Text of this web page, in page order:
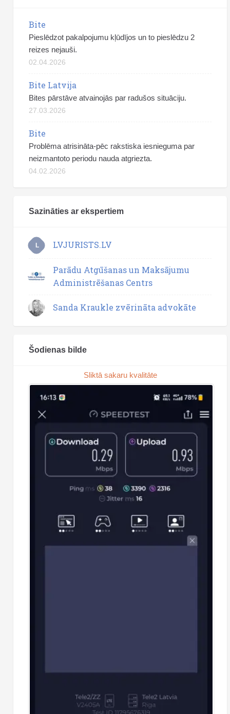
Bite
Pieslēdzot pakalpojumu kļūdījos un to pieslēdzu 2
reizes nejauši.
02.04.2026
Bite Latvija
Bites pārstāve atvainojās par radušos situāciju.
27.03.2026
Bite
Problēma atrisināta-pēc rakstiska iesnieguma par
neizmantoto periodu nauda atgriezta.
04.02.2026
Sazināties ar ekspertiem
L LVJURISTS.LV
Parādu Atgūšanas un Maksājumu
Administrēšanas Centrs
Sanda Kraukle zvērināta advokāte
Šodienas bilde
Sliktā sakaru kvalitāte